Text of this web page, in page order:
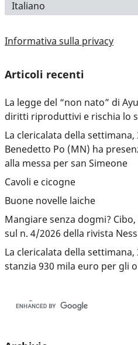
Informativa sulla privacy
Articoli recenti
La legge del “non nato” di
diritti riproduttivi e rischia lo
La clericalata della settimana,
Benedetto Po (MN) ha
alla messa per san Simeone
Cavoli e cicogne
Buone novelle laiche
Mangiare senza dogmi?
sul n. 4/2026 della rivista
La clericalata della
stanzia 930 mila euro per gli